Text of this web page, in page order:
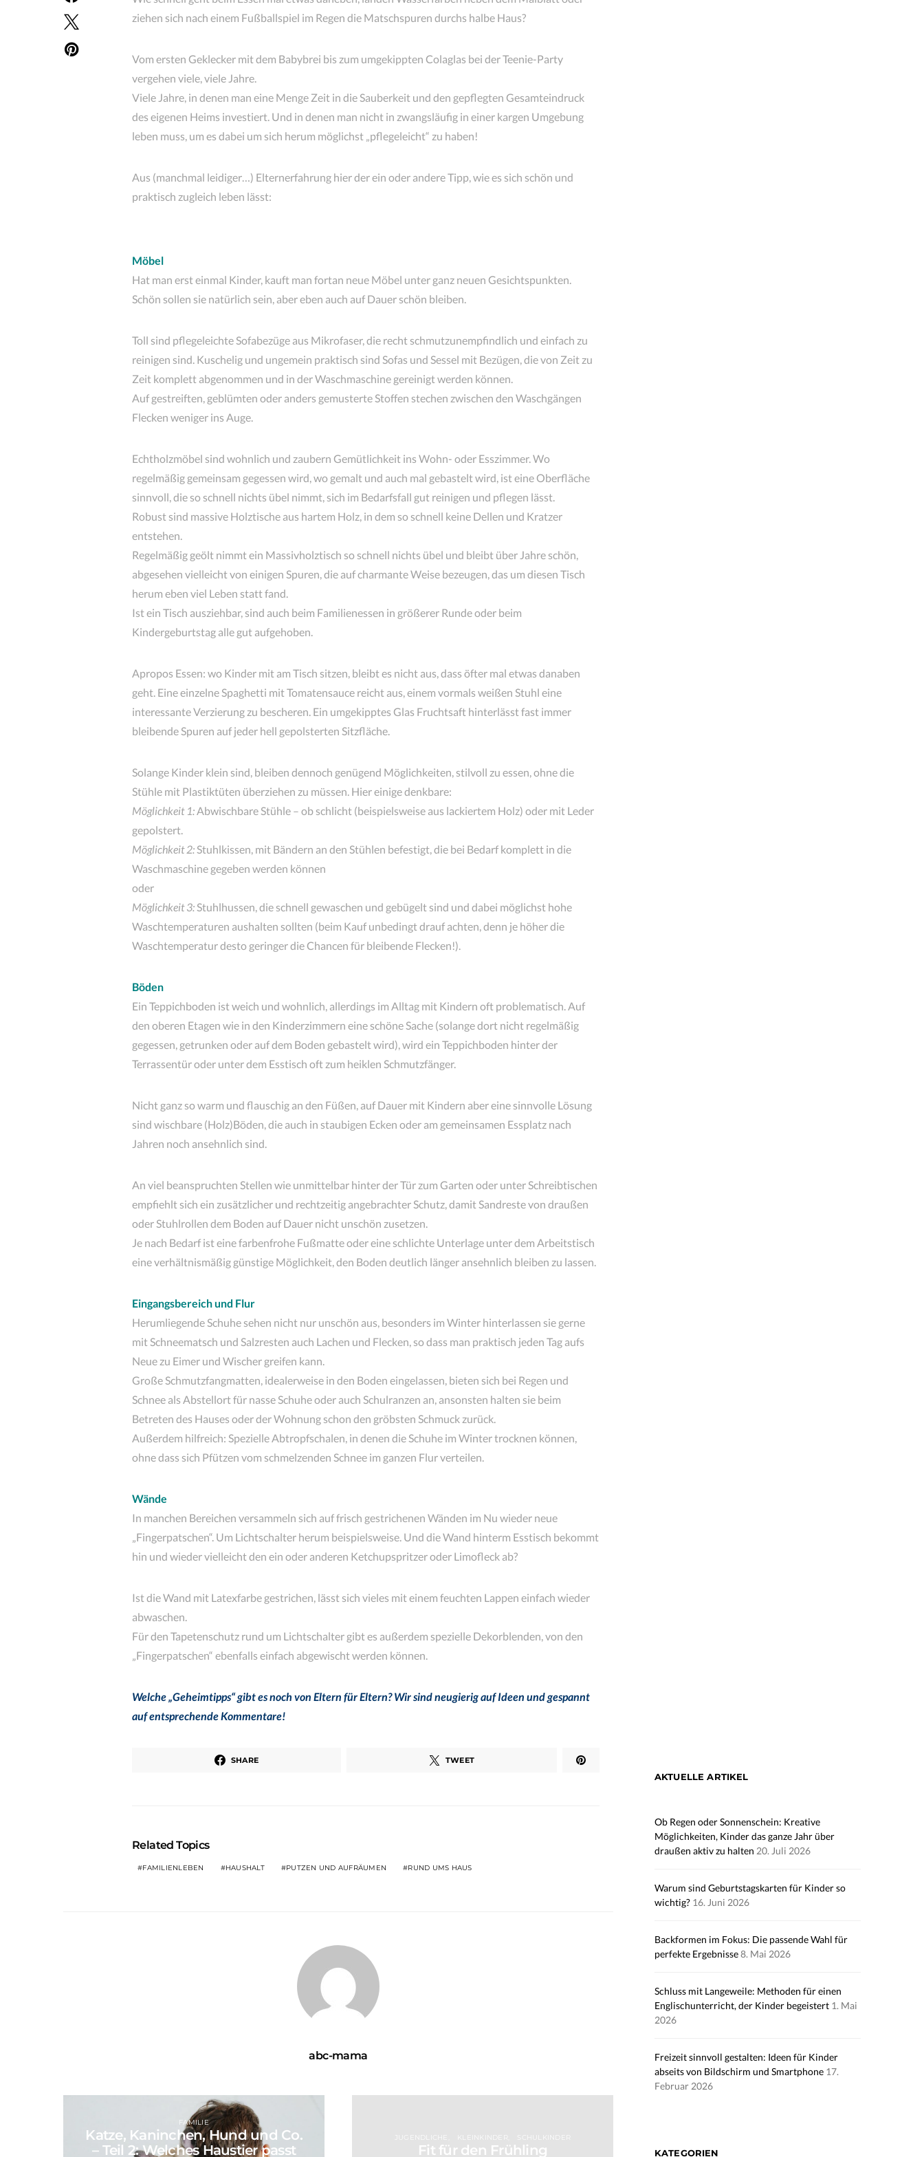
ziehen sich nach einem Fußballspiel im Regen die Matschspuren durchs halbe Haus?
Vom ersten Geklecker mit dem Babybrei bis zum umgekippten Colaglas bei der Teenie-Party
vergehen viele, viele Jahre.
Viele Jahre, in denen man eine Menge Zeit in die Sauberkeit und den gepflegten Gesamteindruck
des eigenen Heims investiert. Und in denen man nicht in zwangsläufig in einer kargen Umgebung
leben muss, um es dabei um sich herum möglichst „pflegeleicht“ zu haben!
Aus (manchmal leidiger…) Elternerfahrung hier der ein oder andere Tipp, wie es sich schön und
praktisch zugleich leben lässt:
Möbel
Hat man erst einmal Kinder, kauft man fortan neue Möbel unter ganz neuen Gesichtspunkten.
Schön sollen sie natürlich sein, aber eben auch auf Dauer schön bleiben.
Toll sind pflegeleichte Sofabezüge aus Mikrofaser, die recht schmutzunempfindlich und einfach zu
reinigen sind. Kuschelig und ungemein praktisch sind Sofas und Sessel mit Bezügen, die von Zeit zu
Zeit komplett abgenommen und in der Waschmaschine gereinigt werden können.
Auf gestreiften, geblümten oder anders gemusterte Stoffen stechen zwischen den Waschgängen
Flecken weniger ins Auge.
Echtholzmöbel sind wohnlich und zaubern Gemütlichkeit ins Wohn- oder Esszimmer. Wo
regelmäßig gemeinsam gegessen wird, wo gemalt und auch mal gebastelt wird, ist eine Oberfläche
sinnvoll, die so schnell nichts übel nimmt, sich im Bedarfsfall gut reinigen und pflegen lässt.
Robust sind massive Holztische aus hartem Holz, in dem so schnell keine Dellen und Kratzer
entstehen.
Regelmäßig geölt nimmt ein Massivholztisch so schnell nichts übel und bleibt über Jahre schön,
abgesehen vielleicht von einigen Spuren, die auf charmante Weise bezeugen, das um diesen Tisch
herum eben viel Leben statt fand.
Ist ein Tisch ausziehbar, sind auch beim Familienessen in größerer Runde oder beim
Kindergeburtstag alle gut aufgehoben.
Apropos Essen: wo Kinder mit am Tisch sitzen, bleibt es nicht aus, dass öfter mal etwas danaben
geht. Eine einzelne Spaghetti mit Tomatensauce reicht aus, einem vormals weißen Stuhl eine
interessante Verzierung zu bescheren. Ein umgekipptes Glas Fruchtsaft hinterlässt fast immer
bleibende Spuren auf jeder hell gepolsterten Sitzfläche.
Solange Kinder klein sind, bleiben dennoch genügend Möglichkeiten, stilvoll zu essen, ohne die
Stühle mit Plastiktüten überziehen zu müssen. Hier einige denkbare:
Möglichkeit 1:Abwischbare Stühle – ob schlicht (beispielsweise aus lackiertem Holz) oder mit Leder
gepolstert.
Möglichkeit 2:Stuhlkissen, mit Bändern an den Stühlen befestigt, die bei Bedarf komplett in die
Waschmaschine gegeben werden können
oder
Möglichkeit 3:Stuhlhussen, die schnell gewaschen und gebügelt sind und dabei möglichst hohe
Waschtemperaturen aushalten sollten (beim Kauf unbedingt drauf achten, denn je höher die
Waschtemperatur desto geringer die Chancen für bleibende Flecken!).
Böden
Ein Teppichboden ist weich und wohnlich, allerdings im Alltag mit Kindern oft problematisch. Auf
den oberen Etagen wie in den Kinderzimmern eine schöne Sache (solange dort nicht regelmäßig
gegessen, getrunken oder auf dem Boden gebastelt wird), wird ein Teppichboden hinter der
Terrassentür oder unter dem Esstisch oft zum heiklen Schmutzfänger.
Nicht ganz so warm und flauschig an den Füßen, auf Dauer mit Kindern aber eine sinnvolle Lösung
sind wischbare (Holz)Böden, die auch in staubigen Ecken oder am gemeinsamen Essplatz nach
Jahren noch ansehnlich sind.
An viel beanspruchten Stellen wie unmittelbar hinter der Tür zum Garten oder unter Schreibtischen
empfiehlt sich ein zusätzlicher und rechtzeitig angebrachter Schutz, damit Sandreste von draußen
oder Stuhlrollen dem Boden auf Dauer nicht unschön zusetzen.
Je nach Bedarf ist eine farbenfrohe Fußmatte oder eine schlichte Unterlage unter dem Arbeitstisch
eine verhältnismäßig günstige Möglichkeit, den Boden deutlich länger ansehnlich bleiben zu lassen.
Eingangsbereich und Flur
Herumliegende Schuhe sehen nicht nur unschön aus, besonders im Winter hinterlassen sie gerne
mit Schneematsch und Salzresten auch Lachen und Flecken, so dass man praktisch jeden Tag aufs
Neue zu Eimer und Wischer greifen kann.
Große Schmutzfangmatten, idealerweise in den Boden eingelassen, bieten sich bei Regen und
Schnee als Abstellort für nasse Schuhe oder auch Schulranzen an, ansonsten halten sie beim
Betreten des Hauses oder der Wohnung schon den gröbsten Schmuck zurück.
Außerdem hilfreich: Spezielle Abtropfschalen, in denen die Schuhe im Winter trocknen können,
ohne dass sich Pfützen vom schmelzenden Schnee im ganzen Flur verteilen.
Wände
In manchen Bereichen versammeln sich auf frisch gestrichenen Wänden im Nu wieder neue
„Fingerpatschen“. Um Lichtschalter herum beispielsweise. Und die Wand hinterm Esstisch bekommt
hin und wieder vielleicht den ein oder anderen Ketchupspritzer oder Limofleck ab?
Ist die Wand mit Latexfarbe gestrichen, lässt sich vieles mit einem feuchten Lappen einfach wieder
abwaschen.
Für den Tapetenschutz rund um Lichtschalter gibt es außerdem spezielle Dekorblenden, von den
„Fingerpatschen“ ebenfalls einfach abgewischt werden können.
Welche „Geheimtipps“ gibt es noch von Eltern für Eltern? Wir sind neugierig auf Ideen und gespannt
auf entsprechende Kommentare!
SHARE TWEET
Related Topics
FAMILIENLEBEN HAUSHALT PUTZEN UND AUFRÄUMEN RUND UMS HAUS
abc-mama
FAMILIE
Katze, Kaninchen, Hund und Co.
– Teil 2: Welches Haustier passt
JUGENDLICHE KLEINKINDER SCHULKINDER
Fit für den Frühling
AKTUELLE ARTIKEL
Ob Regen oder Sonnenschein: Kreative
Möglichkeiten, Kinder das ganze Jahr über
draußen aktiv zu halten 20. Juli 2026
Warum sind Geburtstagskarten für Kinder so
wichtig? 16. Juni 2026
Backformen im Fokus: Die passende Wahl für
perfekte Ergebnisse8. Mai 2026
Schluss mit Langeweile: Methoden für einen
Englischunterricht, der Kinder begeistert 1. Mai
2026
Freizeit sinnvoll gestalten: Ideen für Kinder
abseits von Bildschirm und Smartphone 17.
Februar 2026
KATEGORIEN